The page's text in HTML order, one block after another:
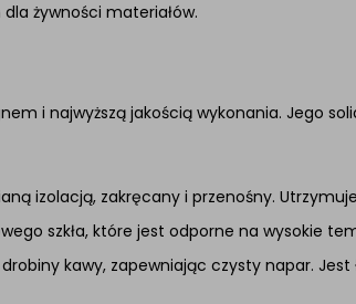
żywności materiałów.
i najwyższą jakością wykonania. Jego
izolacją, zakręcany i przenośny.
szkła, które jest odporne na wysokie
kawy, zapewniając czysty napar. Jest